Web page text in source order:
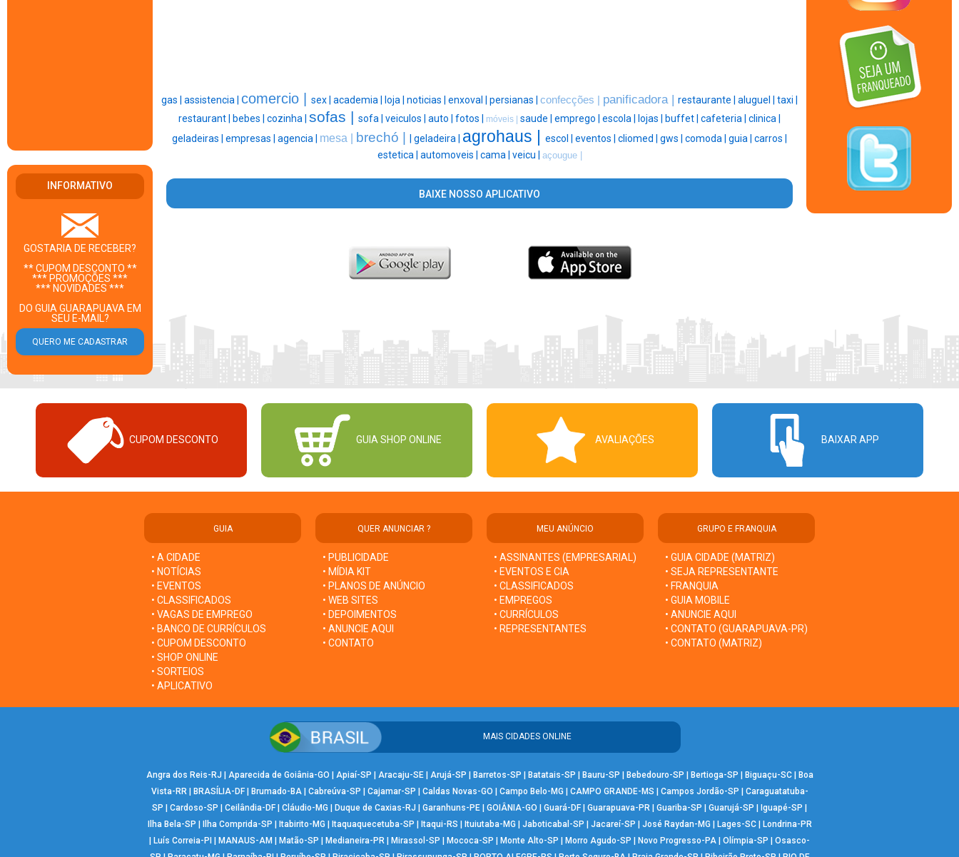
INFORMATIVO
GOSTARIA DE RECEBER?
** CUPOM DESCONTO **
*** PROMOÇÕES ***
*** NOVIDADES ***
DO GUIA GUARAPUAVA EM
SEU E-MAIL?
gas | assistencia | comercio | sex | academia | loja | noticias | enxoval | persianas | confecções | panificadora | restaurante | aluguel | taxi |
restaurant |
bebes | cozinha | sofas | sofa | veiculos | auto | fotos | móveis | saude | emprego | escola | lojas | buffet | cafeteria | clinica |
geladeiras | empresas | agencia | mesa | brechó | geladeira | agrohaus | escol | eventos | cliomed | gws | comoda | guia | carros |
estetica | automoveis | cama | veicu | açougue |
BAIXE NOSSO APLICATIVO
CUPOM DESCONTO GUIA SHOP ONLINE AVALIAÇÕES BAIXAR APP
GUIA
• A CIDADE
• NOTÍCIAS
• EVENTOS
• CLASSIFICADOS
• VAGAS DE EMPREGO
• BANCO DE CURRÍCULOS
• CUPOM DESCONTO
• SHOP ONLINE
• SORTEIOS
• APLICATIVO
QUER ANUNCIAR ?
• PUBLICIDADE
• MÍDIA KIT
• PLANOS DE ANÚNCIO
• WEB SITES
• DEPOIMENTOS
• ANUNCIE AQUI
• CONTATO
MEU ANÚNCIO
• ASSINANTES (EMPRESARIAL)
• EVENTOS E CIA
• CLASSIFICADOS
• EMPREGOS
• CURRÍCULOS
• REPRESENTANTES
GRUPO E FRANQUIA
• GUIA CIDADE (MATRIZ)
• SEJA REPRESENTANTE
• FRANQUIA
• GUIA MOBILE
• ANUNCIE AQUI
• CONTATO (GUARAPUAVA-PR)
• CONTATO (MATRIZ)
MAIS CIDADES ONLINE
Angra dos Reis-RJ | Aparecida de Goiânia-GO | Apiaí-SP | Aracaju-SE| Arujá-SP | Barretos-SP | Batatais-SP | Bauru-SP | Bebedouro-SP | Bertioga-SP | Biguaçu-SC| Boa
Vista-RR | BRASÍLIA-DF| Brumado-BA| Cabreúva-SP | Cajamar-SP | Caldas Novas-GO | Campo Belo-MG | CAMPO GRANDE-MS | Campos Jordão-SP | Caraguatatuba-
SP | Cardoso-SP | Ceilândia-DF | Cláudio-MG | Duque de Caxias-RJ | Garanhuns-PE | GOIÂNIA-GO | Guará-DF | Guarapuava-PR | Guariba-SP | Guarujá-SP | Iguapé-SP |
Ilha Bela-SP | Ilha Comprida-SP | Itabirito-MG | Itaquaquecetuba-SP | Itaqui-RS | Ituiutaba-MG | Jaboticabal-SP | Jacareí-SP | José Raydan-MG | Lages-SC| Londrina-PR
| Luís Correia-PI | MANAUS-AM | Matão-SP | Medianeira-PR | Mirassol-SP | Mococa-SP | Monte Alto-SP | Morro Agudo-SP | Novo Progresso-PA | Olímpia-SP | Osasco-